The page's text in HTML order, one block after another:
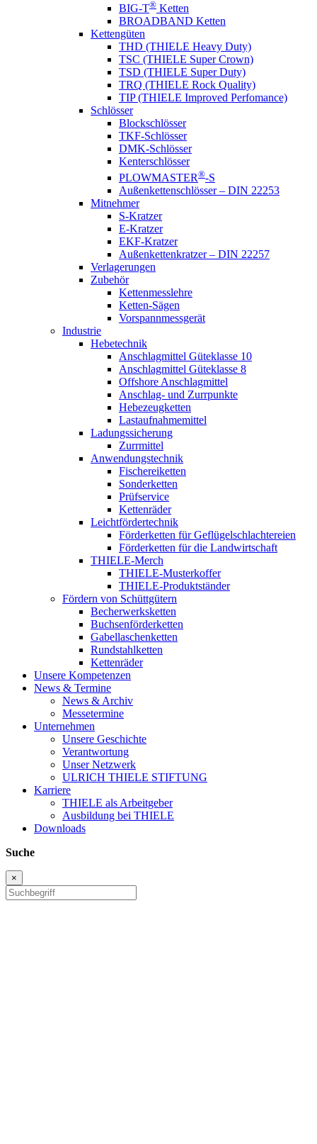
BIG-T® Ketten
BROADBAND Ketten
Kettengüten
THD (THIELE Heavy Duty)
TSC (THIELE Super Crown)
TSD (THIELE Super Duty)
TRQ (THIELE Rock Quality)
TIP (THIELE Improved Perfomance)
Schlösser
Blockschlösser
TKF-Schlösser
DMK-Schlösser
Kenterschlösser
PLOWMASTER®-S
Außenkettenschlösser – DIN 22253
Mitnehmer
S-Kratzer
E-Kratzer
EKF-Kratzer
Außenkettenkratzer – DIN 22257
Verlagerungen
Zubehör
Kettenmesslehre
Ketten-Sägen
Vorspannmessgerät
Industrie
Hebetechnik
Anschlagmittel Güteklasse 10
Anschlagmittel Güteklasse 8
Offshore Anschlagmittel
Anschlag- und Zurrpunkte
Hebezeugketten
Lastaufnahmemittel
Ladungssicherung
Zurrmittel
Anwendungstechnik
Fischereiketten
Sonderketten
Prüfservice
Kettenräder
Leichtfördertechnik
Förderketten für Geflügelschlachtereien
Förderketten für die Landwirtschaft
THIELE-Merch
THIELE-Musterkoffer
THIELE-Produktständer
Fördern von Schüttgütern
Becherwerksketten
Buchsenförderketten
Gabellaschenketten
Rundstahlketten
Kettenräder
Unsere Kompetenzen
News & Termine
News & Archiv
Messetermine
Unternehmen
Unsere Geschichte
Verantwortung
Unser Netzwerk
ULRICH THIELE STIFTUNG
Karriere
THIELE als Arbeitgeber
Ausbildung bei THIELE
Downloads
Suche
×